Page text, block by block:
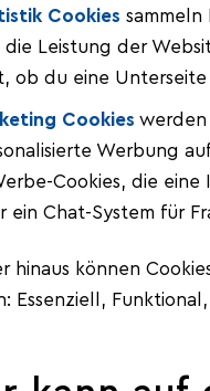
Cookies
die Leistung der
ob du eine
Cookies werden
Werbung
Cookies, die
ein Chat-System für
hinaus können
Essenziell,